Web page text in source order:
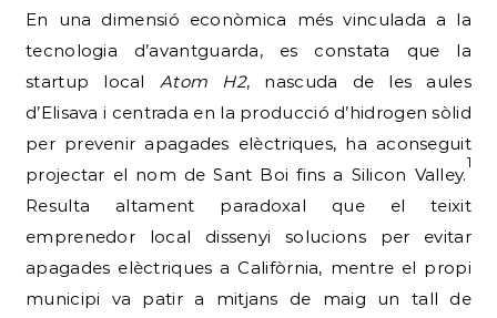
En una dimensió econòmica més vinculada a la
tecnologia d’avantguarda, es constata que la
startup local Atom H2, nascuda de les aules
d’Elisava i centrada en la producció d’hidrogen sòlid
per prevenir apagades elèctriques, ha aconseguit
projectar el nom de Sant Boi fins a Silicon Valley.
1
Resulta altament paradoxal que el teixit
emprenedor local dissenyi solucions per evitar
apagades elèctriques a Califòrnia, mentre el propi
municipi va patir a mitjans de maig un tall de